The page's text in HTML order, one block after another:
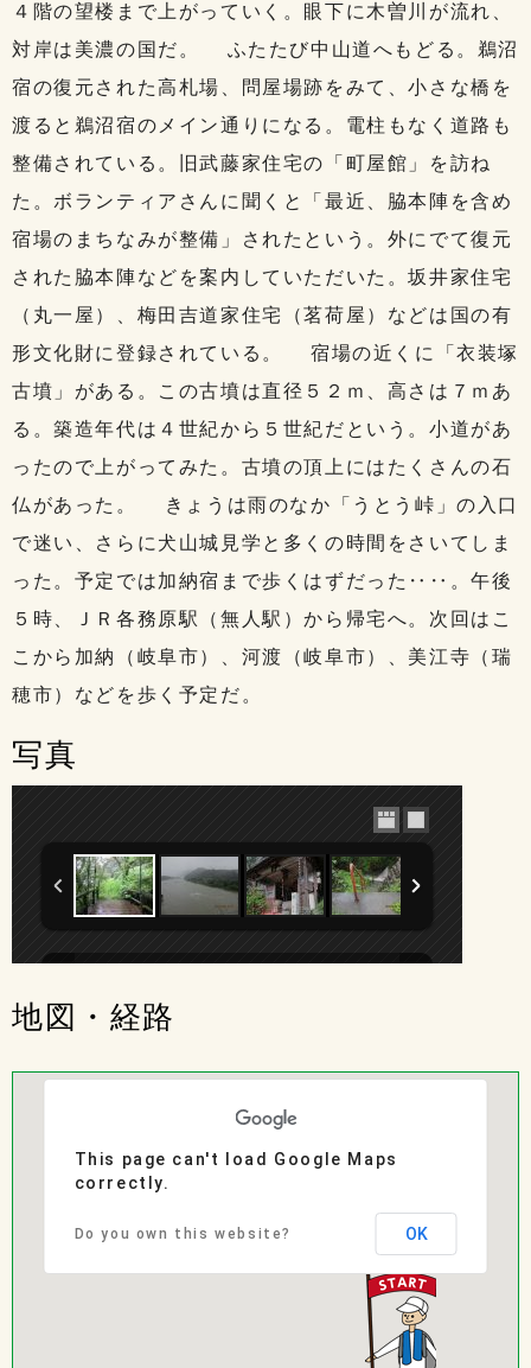
４階の望楼まで上がっていく。眼下に木曽川が流れ、
対岸は美濃の国だ。 ふたたび中山道へもどる。鵜沼
宿の復元された高札場、問屋場跡をみて、小さな橋を
渡ると鵜沼宿のメイン通りになる。電柱もなく道路も
整備されている。旧武藤家住宅の「町屋館」を訪ね
た。ボランティアさんに聞くと「最近、脇本陣を含め
宿場のまちなみが整備」されたという。外にでて復元
された脇本陣などを案内していただいた。坂井家住宅
（丸一屋）、梅田吉道家住宅（茗荷屋）などは国の有
形文化財に登録されている。 宿場の近くに「衣装塚
古墳」がある。この古墳は直径５２ｍ、高さは７ｍあ
る。築造年代は４世紀から５世紀だという。小道があ
ったので上がってみた。古墳の頂上にはたくさんの石
仏があった。 きょうは雨のなか「うとう峠」の入口
で迷い、さらに犬山城見学と多くの時間をさいてしま
った。予定では加納宿まで歩くはずだった‥‥。午後
５時、ＪＲ各務原駅（無人駅）から帰宅へ。次回はこ
こから加納（岐阜市）、河渡（岐阜市）、美江寺（瑞
穂市）などを歩く予定だ。
写真
地図・経路
This page can't load Google Maps
correctly.
Do you own this website? OK